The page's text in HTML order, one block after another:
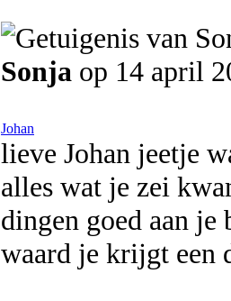
Sonja op 14 april
Johan
lieve Johan jeetje
alles wat je zei
dingen goed aan je
waard je krijgt een